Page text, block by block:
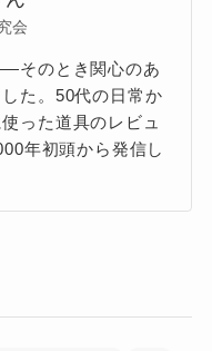
会
そのとき関心のあ
た。50代の日常か
った道具のレビュ
年初頭から発信し